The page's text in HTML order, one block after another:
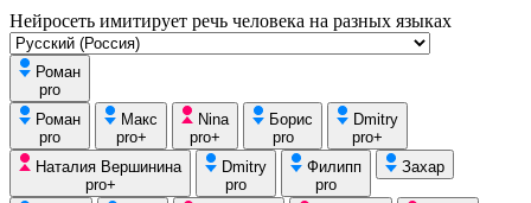
Нейросеть имитирует речь человека на разных языках
Роман
pro
Роман
pro
Макс
pro+
Nina
pro+
Борис
pro
Dmitry
pro+
Наталия Вершинина
pro+
Dmitry
pro
Филипп
pro
Захар